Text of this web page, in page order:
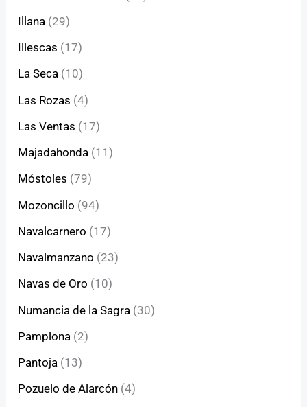
Illana (29)
Illescas (17)
La Seca (10)
Las Rozas (4)
Las Ventas (17)
Majadahonda (11)
Móstoles (79)
Mozoncillo (94)
Navalcarnero (17)
Navalmanzano (23)
Navas de Oro (10)
Numancia de la Sagra (30)
Pamplona (2)
Pantoja (13)
Pozuelo de Alarcón (4)